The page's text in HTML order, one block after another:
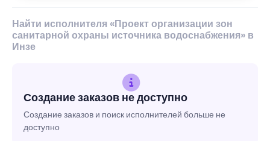
Найти исполнителя «Проект организации зон
санитарной охраны источника водоснабжения» в
Инзе
Создание заказов не доступно
Создание заказов и поиск исполнителей больше не
доступно